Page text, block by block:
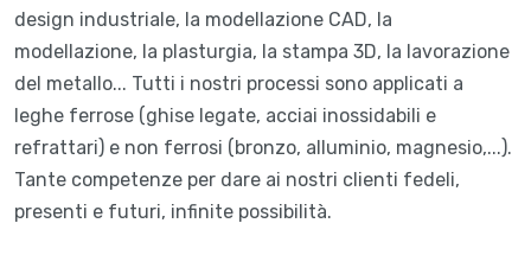
design industriale, la modellazione CAD, la
modellazione, la plasturgia, la stampa 3D, la lavorazione
del metallo... Tutti i nostri processi sono applicati a
leghe ferrose (ghise legate, acciai inossidabili e
refrattari) e non ferrosi (bronzo, alluminio, magnesio,...).
Tante competenze per dare ai nostri clienti fedeli,
presenti e futuri, infinite possibilità.